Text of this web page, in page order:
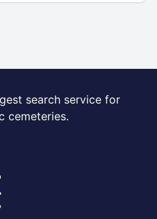
search service for
cemeteries.